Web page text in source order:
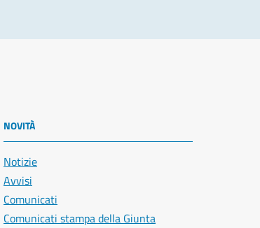
NOVITÀ
Notizie
Avvisi
Comunicati
Comunicati stampa della Giunta